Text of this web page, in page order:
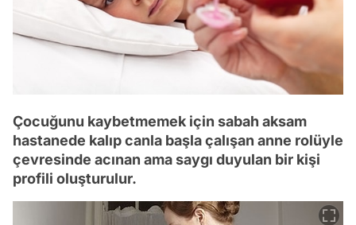
Çocuğunu kaybetmemek için sabah aksam
hastanede kalıp canla başla çalışan anne rolüyle
çevresinde acınan ama saygı duyulan bir kişi
profili oluşturulur.